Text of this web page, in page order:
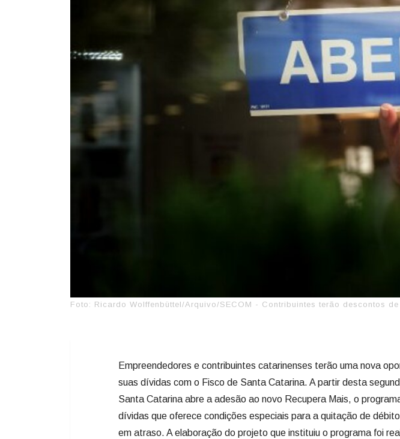
Foto: Ricardo Wolffenbüttel/Arquivo/SECOM - Contribuintes terão descontos
Empreendedores e contribuintes catarinenses terão uma nova
suas dívidas com o Fisco de Santa Catarina. A partir desta
Santa Catarina abre a adesão ao novo Recupera Mais, o
dívidas que oferece condições especiais para a quitação de
em atraso. A elaboração do projeto que instituiu o programa foi